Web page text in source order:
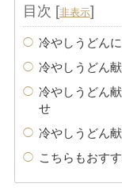
目次 [非表示]
冷やしうどん
冷やしうどん
冷やしうどん
せ
冷やしうどん
こちらもおす